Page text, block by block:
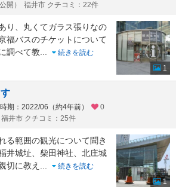
開） 福井市 クチコミ：22件
り、丸くてガラス張りなの
福バスのチケットについて
調べて教
続きを読む
1
期：2022/06（約4年前）
0
福井市 クチコミ：25件
る範囲の観光について聞き
井城址、柴田神社、北庄城
切に教え
続きを読む
1